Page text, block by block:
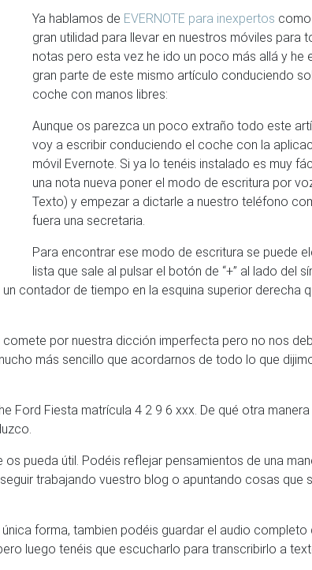
Ya hablamos de EVERNOTE para inexpertos
gran utilidad para llevar en nuestros móviles para
notas pero esta vez he ido un poco más allá y he
gran parte de este mismo artículo conduciendo
coche con manos libres:
Aunque os parezca un poco extraño todo este
voy a escribir conduciendo el coche con la
móvil Evernote. Si ya lo tenéis instalado es muy
una nota nueva poner el modo de escritura por
Texto) y empezar a dictarle a nuestro teléfono
fuera una secretaria.
Para encontrar ese modo de escritura se puede
lista que sale al pulsar el botón de “+” al lado del
contador de tiempo en la esquina superior derecha
por nuestra dicción imperfecta pero no nos
más sencillo que acordarnos de todo lo que
Ford Fiesta matrícula 4 2 9 6 xxx. De qué otra
pueda útil. Podéis reflejar pensamientos de una
trabajando vuestro blog o apuntando cosas que
forma, tambien podéis guardar el audio completo
luego tenéis que escucharlo para transcribirlo a